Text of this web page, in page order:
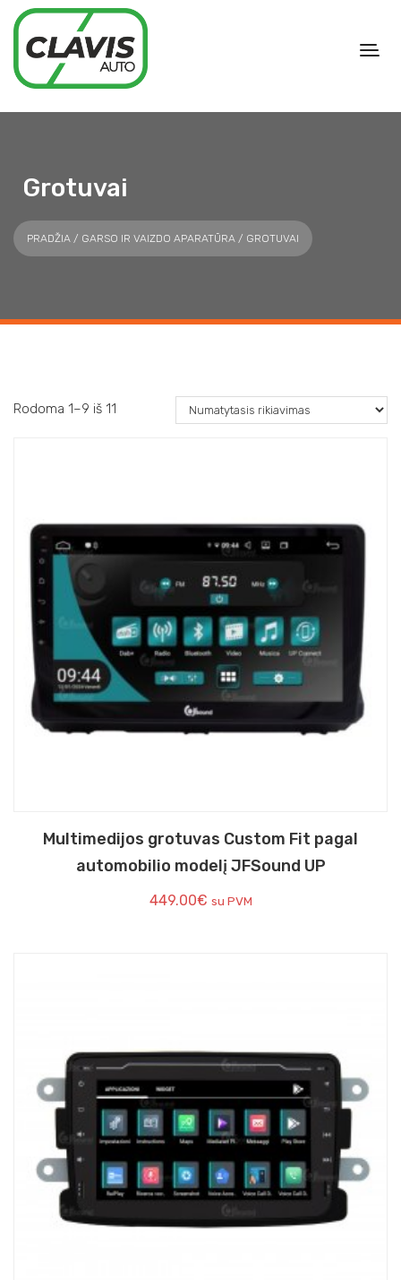
Grotuvai
PRADŽIA / GARSO IR VAIZDO APARATŪRA / GROTUVAI
Rodoma 1–9 iš 11
Multimedijos grotuvas Custom Fit pagal
automobilio modelį JFSound UP
449.00€ su PVM